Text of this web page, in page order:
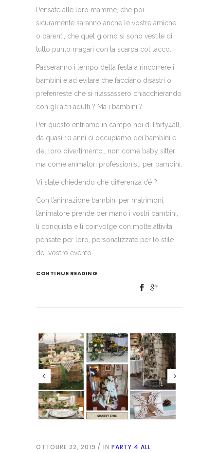
Pensate alle loro mamme, che poi
sicuramente saranno anche le vostre amiche
o parenti, che quel giorno si sono vestite di
tutto punto magari con la scarpa col tacco.
Passeranno i tempo della festa a rincorrere i
bambini e ad evitare che facciano disastri o
preferireste che si rilassassero chiacchierando
con gli altri adulti ? Ma i bambini ?
Per questo entriamo in campo noi di Party4all,
da quasi 10 anni ci occupiamo dei bambini e
del loro divertimento….non come baby sitter
ma come animatori professionisti per bambini.
Vi state chiedendo che differenza c’é ?
Con l’animazione bambini per matrimoni,
l’animatore prende per mano i vostri bambini,
li conquista e li coinvolge con molte attività
pensate per loro, personalizzate per lo stile
del vostro evento.
CONTINUE READING
OTTOBRE 22, 2019 IN PARTY 4 ALL